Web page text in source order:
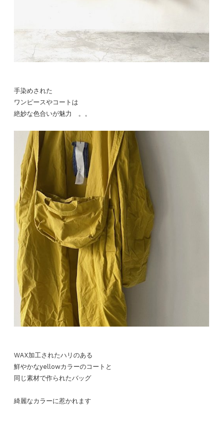
手染めされた
ワンピースやコートは
絶妙な色合いが魅力 。。
WAX加工されたハリのある
鮮やかなyellowカラーのコートと
同じ素材で作られたバッグ
綺麗なカラーに惹かれます